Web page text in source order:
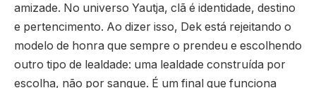
amizade. No universo Yautja, clã é identidade, destino
e pertencimento. Ao dizer isso, Dek está rejeitando o
modelo de honra que sempre o prendeu e escolhendo
outro tipo de lealdade: uma lealdade construída por
escolha, não por sangue. É um final que funciona